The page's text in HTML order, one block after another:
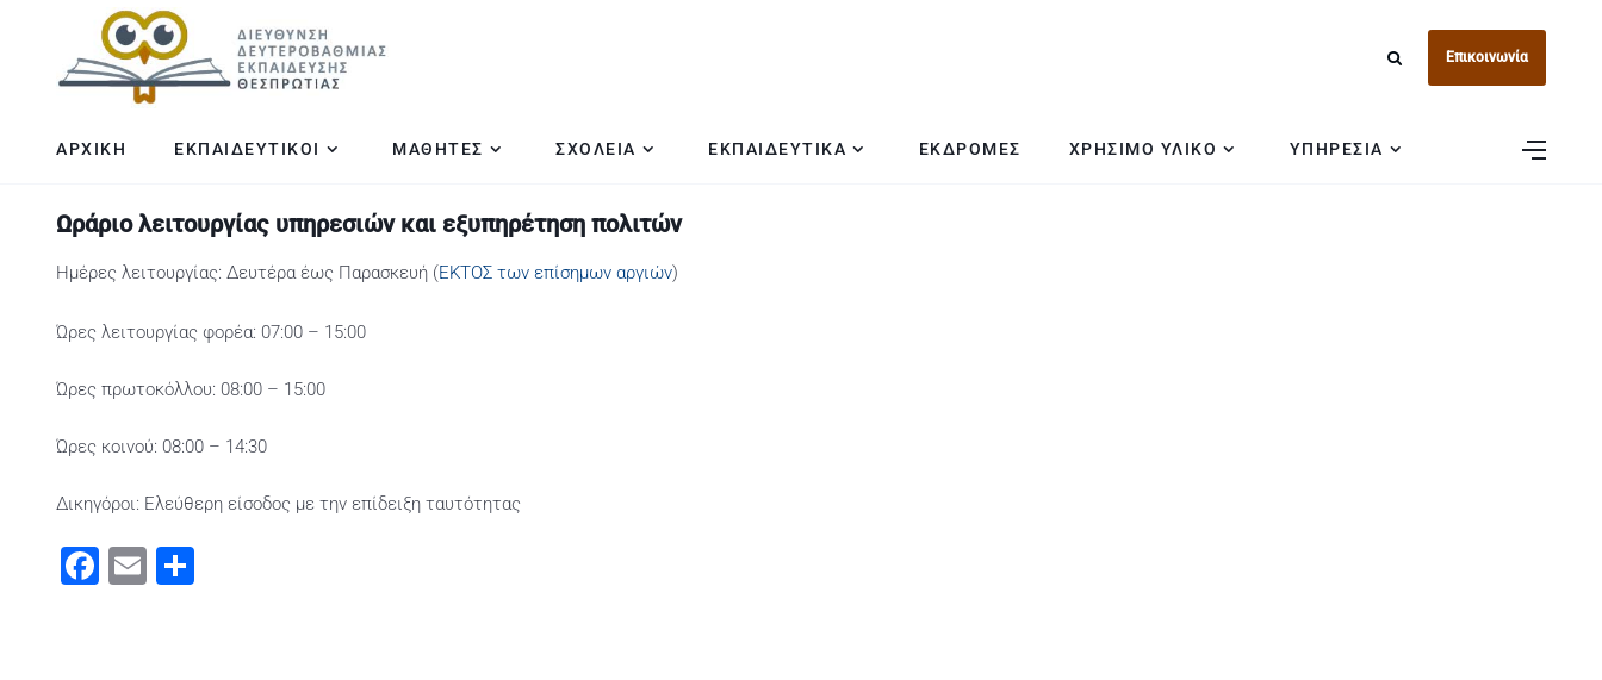
Επικοινωνία
ΑΡΧΙΚΗ ΕΚΠΑΙΔΕΥΤΙΚΟΙ ΜΑΘΗΤΕΣ ΣΧΟΛΕΙΑ ΕΚΠΑΙΔΕΥΤΙΚΑ ΕΚΔΡΟΜΕΣ ΧΡΗΣΙΜΟ ΥΛΙΚΟ ΥΠΗΡΕΣΙΑ
Ωράριο λειτουργίας υπηρεσιών και εξυπηρέτηση πολιτών
Ημέρες λειτουργίας: Δευτέρα έως Παρασκευή (ΕΚΤΟΣ των επίσημων αργιών)
Ώρες λειτουργίας φορέα: 07:00 – 15:00
Ώρες πρωτοκόλλου: 08:00 – 15:00
Ώρες κοινού: 08:00 – 14:30
Δικηγόροι: Ελεύθερη είσοδος με την επίδειξη ταυτότητας
Facebook
Email